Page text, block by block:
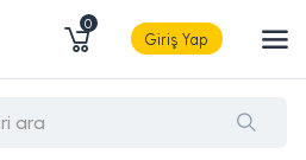
0
Giriş Yap